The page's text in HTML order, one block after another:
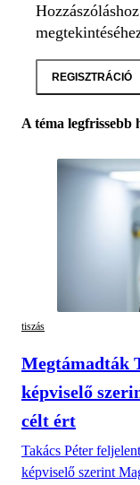
REGISZTRÁCIÓ
A téma legfrissebb
tiszás
Megtámadták
képviselő
célt ért
Takács Péter
képviselő szerint